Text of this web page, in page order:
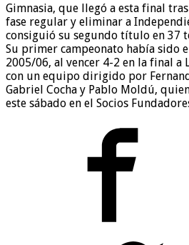
Gimnasia, que llegó a esta final
fase regular y eliminar a
consiguió su segundo título en 37
Su primer campeonato había sido
2005/06, al vencer 4-2 en la final a
con un equipo dirigido por
Gabriel Cocha y Pablo Moldú,
este sábado en el Socios